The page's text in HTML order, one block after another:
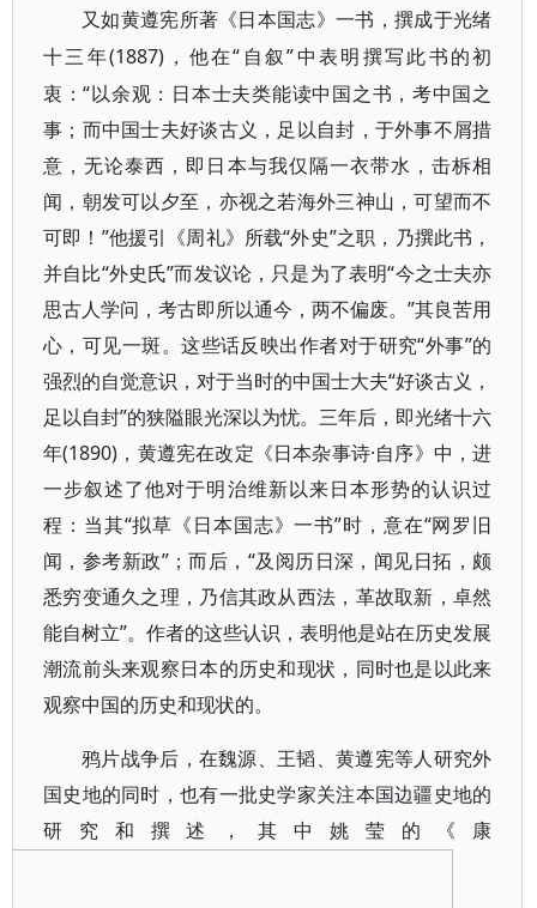
又如黄遵宪所著《日本国志》一书，撰成于光绪
十三年(1887)，他在“自叙”中表明撰写此书的初
衷：“以余观：日本士夫类能读中国之书，考中国之
事；而中国士夫好谈古义，足以自封，于外事不屑措
意，无论泰西，即日本与我仅隔一衣带水，击柝相
闻，朝发可以夕至，亦视之若海外三神山，可望而不
可即！”他援引《周礼》所载“外史”之职，乃撰此书，
并自比“外史氏”而发议论，只是为了表明“今之士夫亦
思古人学问，考古即所以通今，两不偏废。”其良苦用
心，可见一斑。这些话反映出作者对于研究“外事”的
强烈的自觉意识，对于当时的中国士大夫“好谈古义，
足以自封”的狭隘眼光深以为忧。三年后，即光绪十六
年(1890)，黄遵宪在改定《日本杂事诗·自序》中，进
一步叙述了他对于明治维新以来日本形势的认识过
程：当其“拟草《日本国志》一书”时，意在“网罗旧
闻，参考新政”；而后，“及阅历日深，闻见日拓，颇
悉穷变通久之理，乃信其政从西法，革故取新，卓然
能自树立”。作者的这些认识，表明他是站在历史发展
潮流前头来观察日本的历史和现状，同时也是以此来
观察中国的历史和现状的。
鸦片战争后，在魏源、王韬、黄遵宪等人研究外
国史地的同时，也有一批史学家关注本国边疆史地的
研究和撰述，其中姚莹的《康